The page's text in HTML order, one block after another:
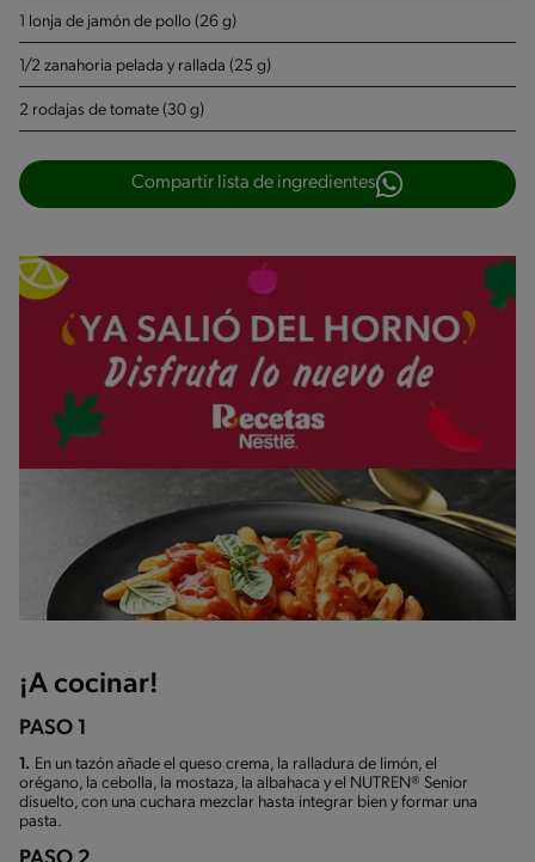
1 lonja de jamón de pollo (26 g)
1/2 zanahoria pelada y rallada (25 g)
2 rodajas de tomate (30 g)
Compartir lista de ingredientes
¡A cocinar!
PASO 1
1. En un tazón añade el queso crema, la ralladura de limón, el
orégano, la cebolla, la mostaza, la albahaca y el NUTREN® Senior
disuelto, con una cuchara mezclar hasta integrar bien y formar una
pasta.